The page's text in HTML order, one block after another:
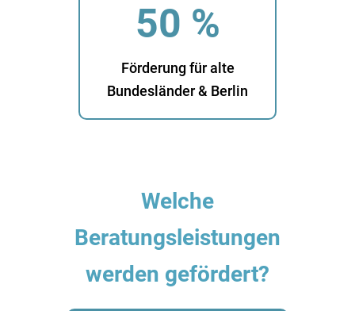
50 %
Förderung für alte
Bundesländer & Berlin
Welche
Beratungsleistungen
werden gefördert?